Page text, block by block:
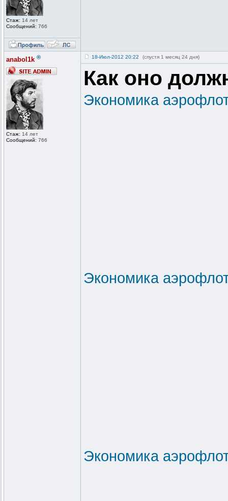
Стаж: 14 лет
Сообщений: 766
anabol1k ®
Стаж: 14 лет
Сообщений: 766
18-Июл-2012 20:22 (спустя 1 месяц 24 дня)
Как оно
Экономика
Экономика
Экономика